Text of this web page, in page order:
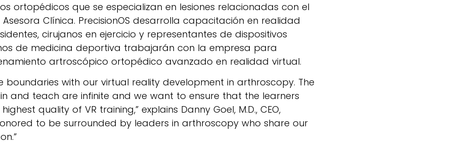
ortopédicos que se especializan en lesiones relacionadas con el
Clínica. PrecisionOS desarrolla capacitación en realidad
cirujanos en ejercicio y representantes de dispositivos
de medicina deportiva trabajarán con la empresa para
artroscópico ortopédico avanzado en realidad virtual.
boundaries with our virtual reality development in arthroscopy. The
and teach are infinite and we want to ensure that the learners
quality of VR training,” explains Danny Goel, M.D., CEO,
to be surrounded by leaders in arthroscopy who share our